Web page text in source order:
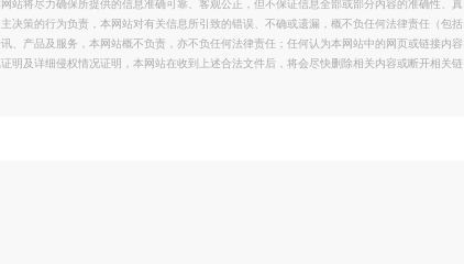
将尽力确保所提供的信息准确可靠、客观公正，但不保证信息全部或部分内容的准确性、真
决策的行为负责，本网站对有关信息所引致的错误、不确或遗漏，概不负任何法律责任（包括
产品及服务，本网站概不负责，亦不负任何法律责任；任何认为本网站中的网页或链接内容
明及详细侵权情况证明，本网站在收到上述合法文件后，将会尽快删除相关内容或断开相关链